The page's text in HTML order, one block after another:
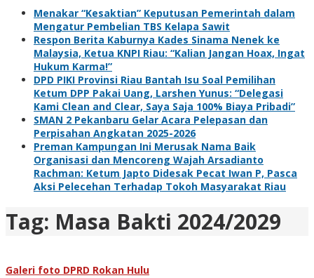
Menakar “Kesaktian” Keputusan Pemerintah dalam
Mengatur Pembelian TBS Kelapa Sawit
Respon Berita Kaburnya Kades Sinama Nenek ke
Malaysia, Ketua KNPI Riau: “Kalian Jangan Hoax, Ingat
Hukum Karma!”
DPD PIKI Provinsi Riau Bantah Isu Soal Pemilihan
Ketum DPP Pakai Uang, Larshen Yunus: “Delegasi
Kami Clean and Clear, Saya Saja 100% Biaya Pribadi”
SMAN 2 Pekanbaru Gelar Acara Pelepasan dan
Perpisahan Angkatan 2025-2026
Preman Kampungan Ini Merusak Nama Baik
Organisasi dan Mencoreng Wajah Arsadianto
Rachman: Ketum Japto Didesak Pecat Iwan P, Pasca
Aksi Pelecehan Terhadap Tokoh Masyarakat Riau
Tag: Masa Bakti 2024/2029
Galeri foto DPRD Rokan Hulu